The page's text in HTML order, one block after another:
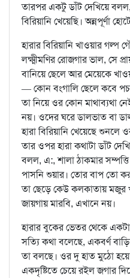
তারপর একটু ডাঁট দেখিয়ে
বিরিয়ানি খেয়েছি। অন্নপূর্ণা
হারার বিরিয়ানি খাওয়ার গল্প
লক্ষ্মীমণির রোজগার ভাল, সে
বানিয়ে ছেলে আর মেয়েকে
— কোন বংগালি ছেলে কবে পচা
তা নিয়ে ওর কোন মাথাব্যথা
নয়। ওদের ঘরে ডালভাত বা
হারা বিরিয়ানি খেয়েছে শুনলে
তার ওপর হারা কথাটা ডাঁট
বলল, এ:, শালা ঠাকমার
পাসনি শুয়ার। তোর বাপ তো
তা ছেড়ে কেউ কলকাতায়
জায়গায় মারবি, এখানে নয়।
হারার বুকের ভেতর থেকে
সত্যি কথা বলেছে, একবর্ণ
তা বলছে। ওর দু হাত মুঠো
একদৃষ্টিতে চেয়ে রইল জগার